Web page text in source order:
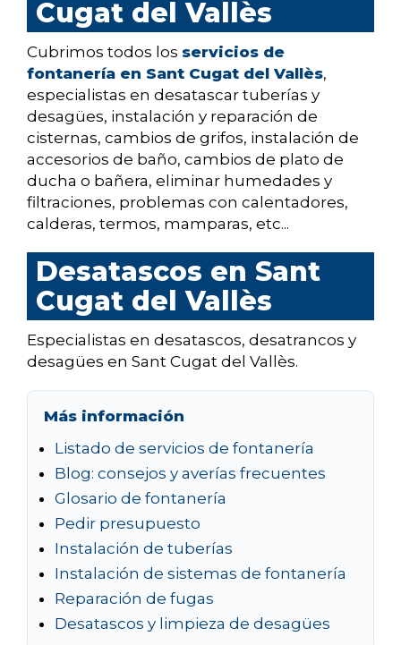
Cugat del Vallès
Cubrimos todos los servicios de
fontanería en Sant Cugat del Vallès,
especialistas en desatascar tuberías y
desagües, instalación y reparación de
cisternas, cambios de grifos, instalación de
accesorios de baño, cambios de plato de
ducha o bañera, eliminar humedades y
filtraciones, problemas con calentadores,
calderas, termos, mamparas, etc...
Desatascos en Sant
Cugat del Vallès
Especialistas en desatascos, desatrancos y
desagües en Sant Cugat del Vallès.
Más información
Listado de servicios de fontanería
Blog: consejos y averías frecuentes
Glosario de fontanería
Pedir presupuesto
Instalación de tuberías
Instalación de sistemas de fontanería
Reparación de fugas
Desatascos y limpieza de desagües